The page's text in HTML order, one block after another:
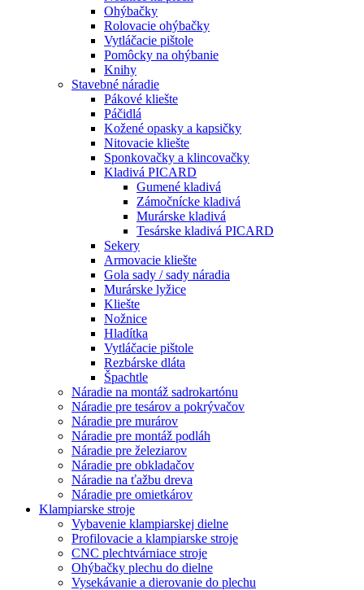
Ohýbačky
Rolovacie ohýbačky
Vytláčacie pištole
Pomôcky na ohýbanie
Knihy
Stavebné náradie
Pákové kliešte
Páčidlá
Kožené opasky a kapsičky
Nitovacie kliešte
Sponkovačky a klincovačky
Kladivá PICARD
Gumené kladivá
Zámočnícke kladivá
Murárske kladivá
Tesárske kladivá PICARD
Sekery
Armovacie kliešte
Gola sady / sady náradia
Murárske lyžice
Kliešte
Nožnice
Hladítka
Vytláčacie pištole
Rezbárske dláta
Špachtle
Náradie na montáž sadrokartónu
Náradie pre tesárov a pokrývačov
Náradie pre murárov
Náradie pre montáž podláh
Náradie pre železiarov
Náradie pre obkladačov
Náradie na ťažbu dreva
Náradie pre omietkárov
Klampiarske stroje
Vybavenie klampiarskej dielne
Profilovacie a klampiarske stroje
CNC plechtvárniace stroje
Ohýbačky plechu do dielne
Vysekávanie a dierovanie do plechu